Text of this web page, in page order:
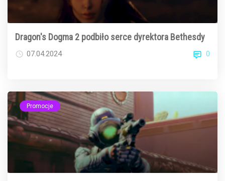
Dragon's Dogma 2 podbiło serce dyrektora Bethesdy
07.04.2024 0
Promocje